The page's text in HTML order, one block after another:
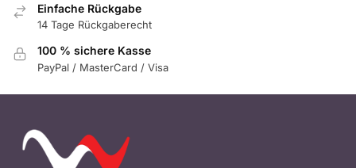
Einfache Rückgabe
14 Tage Rückgaberecht
100 % sichere Kasse
PayPal / MasterCard / Visa